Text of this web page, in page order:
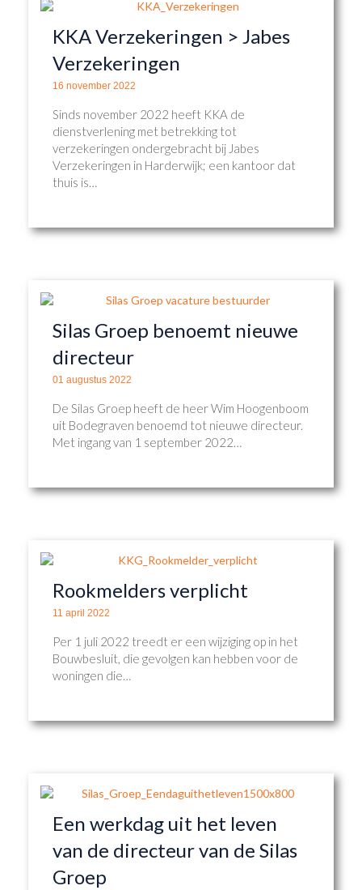
KKA Verzekeringen > Jabes
Verzekeringen
16 november 2022
Sinds november 2022 heeft KKA de
dienstverlening met betrekking tot
verzekeringen ondergebracht bij Jabes
Verzekeringen in Harderwijk; een kantoor dat
thuis is…
Silas Groep benoemt nieuwe
directeur
01 augustus 2022
De Silas Groep heeft de heer Wim Hoogenboom
uit Bodegraven benoemd tot nieuwe directeur.
Met ingang van 1 september 2022…
Rookmelders verplicht
11 april 2022
Per 1 juli 2022 treedt er een wijziging op in het
Bouwbesluit, die gevolgen kan hebben voor de
woningen die…
Een werkdag uit het leven
van de directeur van de Silas
Groep